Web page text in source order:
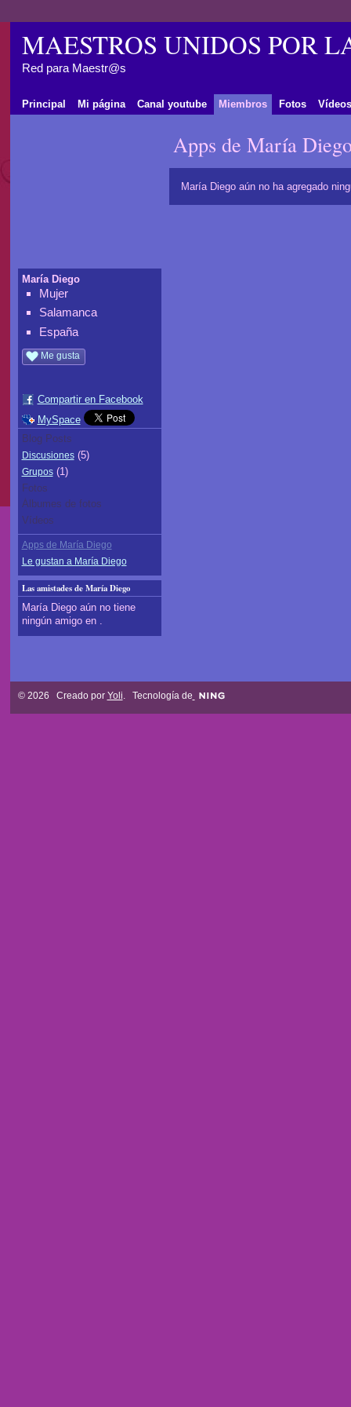
MAESTROS UNIDOS POR
Red para Maestr@s
Principal Mi página Canal youtube Miembros Fotos Vídeos
María Diego
Mujer
Salamanca
España
Me gusta
Compartir en Facebook
MySpace
Blog Posts
Discusiones(5)
Grupos(1)
Fotos
Álbumes de fotos
Vídeos
Apps de María Diego
Le gustan a María Diego
Las amistades de María Diego
María Diego aún no tiene
ningún amigo en .
Apps de María
María Diego aún no ha agregado
© 2026 Creado por Yoli . Tecnología de